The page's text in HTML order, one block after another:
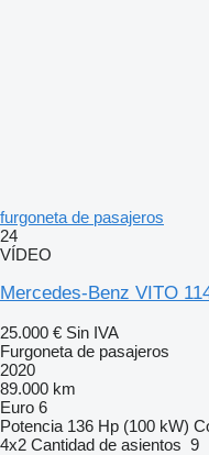
furgoneta de pasajeros
24
VÍDEO
Mercedes-Benz VITO
25.000 € Sin IVA
Furgoneta de pasajeros
2020
89.000 km
Euro 6
Potencia 136 Hp (100 kW)
4x2 Cantidad de asientos 9